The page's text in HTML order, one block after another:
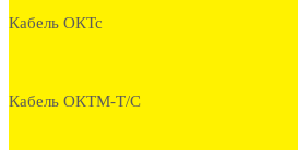
Кабель ОКТс
Кабель ОКТМ-Т/С